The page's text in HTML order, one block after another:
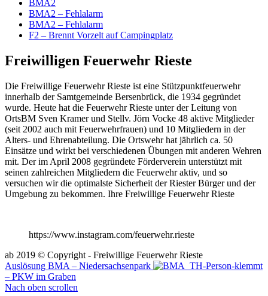
BMA2
BMA2 – Fehlalarm
BMA2 – Fehlalarm
F2 – Brennt Vorzelt auf Campingplatz
Freiwilligen Feuerwehr Rieste
Die Freiwillige Feuerwehr Rieste ist eine Stützpunktfeuerwehr
innerhalb der Samtgemeinde Bersenbrück, die 1934 gegründet
wurde. Heute hat die Feuerwehr Rieste unter der Leitung von
OrtsBM Sven Kramer und Stellv. Jörn Vocke 48 aktive Mitglieder
(seit 2002 auch mit Feuerwehrfrauen) und 10 Mitgliedern in der
Alters- und Ehrenabteilung. Die Ortswehr hat jährlich ca. 50
Einsätze und wirkt bei verschiedenen Übungen mit anderen Wehren
mit. Der im April 2008 gegründete Förderverein unterstützt mit
seinen zahlreichen Mitgliedern die Feuerwehr aktiv, und so
versuchen wir die optimalste Sicherheit der Riester Bürger und der
Umgebung zu bekommen. Ihre Freiwillige Feuerwehr Rieste
https://www.instagram.com/feuerwehr.rieste
ab 2019 © Copyright - Freiwillige Feuerwehr Rieste
Auslösung BMA – Niedersachsenpark
TH-Person-klemmt
– PKW im Graben
Nach oben scrollen